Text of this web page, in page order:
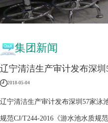
集团新闻
辽宁清洁生产审计发布深
2018-05-04
辽宁清洁生产审计发布深圳57家泳
规范CJ/T244-2016《游水池水质